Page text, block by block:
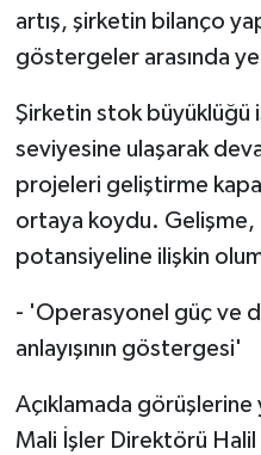
artış, şirketin bilanço
göstergeler arasında
Şirketin stok büyüklüğü
seviyesine ulaşarak
projeleri geliştirme
ortaya koydu.
potansiyeline ilişkin
- 'Operasyonel güç ve
anlayışının göstergesi'
Açıklamada görüşlerine
Mali İşler Direktörü